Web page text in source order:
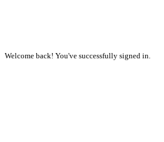
Welcome back! You've successfully signed in.